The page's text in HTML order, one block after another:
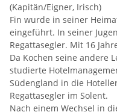
(Kapitän/Eigner, Irisch)
Fin wurde in seiner
eingeführt. In seiner
Regattasegler. Mit 16
Da Kochen seine andere
studierte
Südengland in die
Regattasegler im Solent.
Nach einem Wechsel in